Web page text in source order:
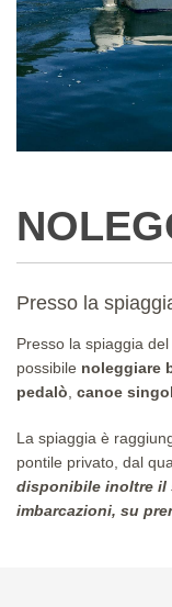
Presso la
Presso la spiaggia
possibile noleggiare
pedalò, canoe
La spiaggia è
pontile privato, dal
disponibile inoltre il
imbarcazioni, su